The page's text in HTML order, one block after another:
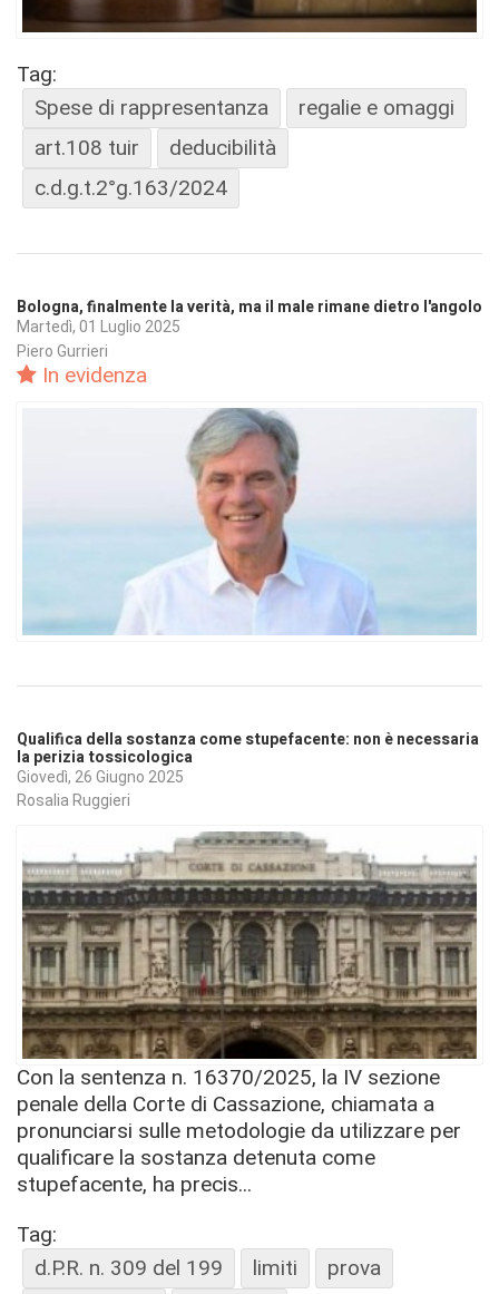
Tag:
Spese di rappresentanza
regalie e omaggi
art.108 tuir
deducibilità
c.d.g.t.2°g.163/2024
Bologna, finalmente la verità, ma il male rimane dietro l'angolo
Martedì, 01 Luglio 2025
Piero Gurrieri
In evidenza
Qualifica della sostanza come stupefacente: non è necessaria
la perizia tossicologica
Giovedì, 26 Giugno 2025
Rosalia Ruggieri
Con la sentenza n. 16370/2025, la IV sezione
penale della Corte di Cassazione, chiamata a
pronunciarsi sulle metodologie da utilizzare per
qualificare la sostanza detenuta come
stupefacente, ha precis...
Tag:
d.P.R. n. 309 del 199
limiti
prova